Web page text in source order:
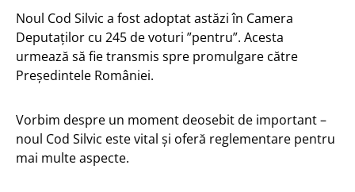
Noul Cod Silvic a fost adoptat astăzi în Camera
Deputaților cu 245 de voturi ”pentru”. Acesta
urmează să fie transmis spre promulgare către
Președintele României.
Vorbim despre un moment deosebit de important –
noul Cod Silvic este vital și oferă reglementare pentru
mai multe aspecte.